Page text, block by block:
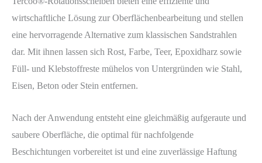
wirtschaftliche Lösung zur Oberflächenbearbeitung und stellen
eine hervorragende Alternative zum klassischen Sandstrahlen
dar. Mit ihnen lassen sich Rost, Farbe, Teer, Epoxidharz sowie
Füll- und Klebstoffreste mühelos von Untergründen wie Stahl,
Eisen, Beton oder Stein entfernen.
Nach der Anwendung entsteht eine gleichmäßig aufgeraute und
saubere Oberfläche, die optimal für nachfolgende
Beschichtungen vorbereitet ist und eine zuverlässige Haftung